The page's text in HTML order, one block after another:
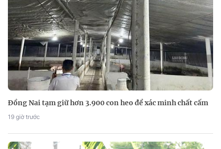
Đồng Nai tạm giữ hơn 3.900 con heo để xác minh chất cấm
19 giờ trước